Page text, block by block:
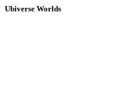
Ubiverse Worlds